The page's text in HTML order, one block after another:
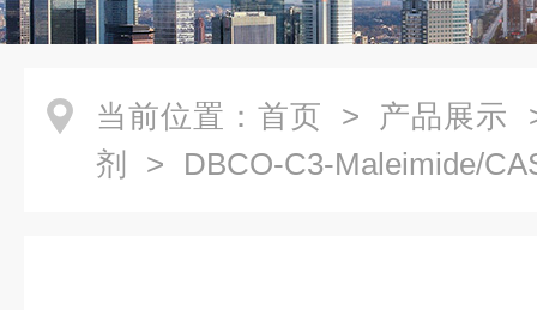
当前位置： 首页 > 产品展示
剂
> DBCO-C3-Maleimide/